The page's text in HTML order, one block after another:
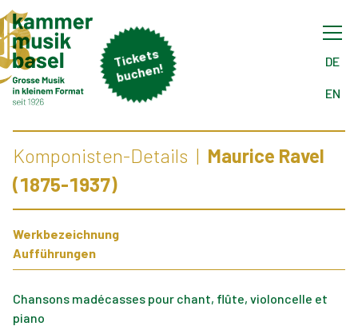
Tick
ets
buch
en! DE
EN
Komponisten-Details
Maurice Ravel
(1875-1937)
Werkbezeichnung
Aufführungen
Chansons madécasses pour chant, flûte, violoncelle et
piano